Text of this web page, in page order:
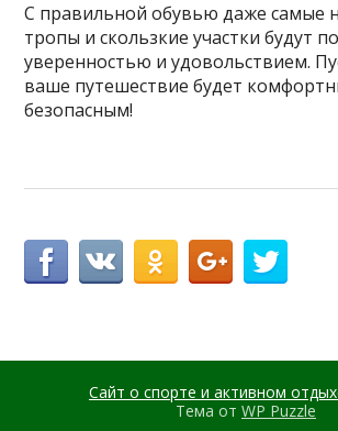
С правильной обувью даже самые
тропы и скользкие участки будут
уверенностью и удовольствием.
ваше путешествие будет
безопасным!
Сайт о спорте и активном
Тема от WP Puzzle